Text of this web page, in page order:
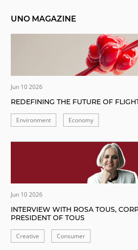
UNO MAGAZINE
Jun 10 2026
REDEFINING THE FUTURE OF
Environment Economy
Jun 10 2026
INTERVIEW WITH ROSA TOUS,
PRESIDENT OF TOUS
Creative Consumer